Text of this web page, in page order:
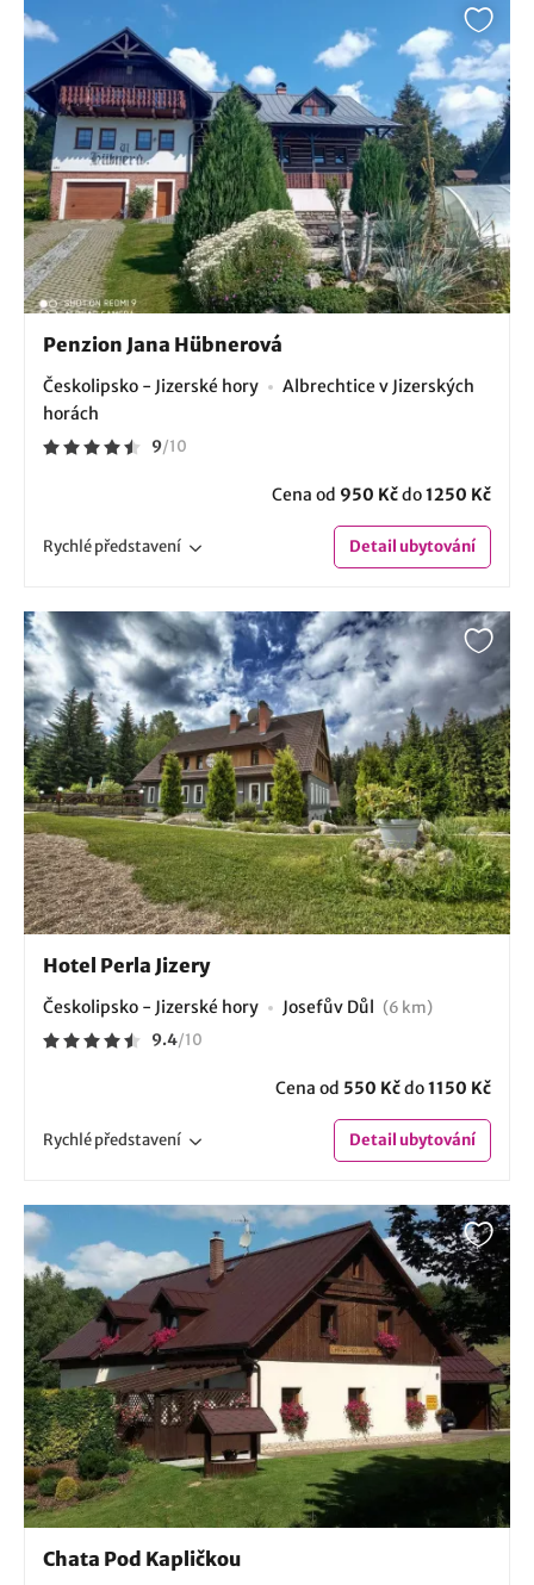
Penzion Jana Hübnerová
Českolipsko - Jizerské hory
Albrechtice v Jizerských
horách
9/10
Cena od 950 Kčdo1250 Kč
Rychlépředstavení Detailubytování
Hotel Perla Jizery
Českolipsko - Jizerské hory Josefův Důl (6 km)
9.4/10
Cena od 550 Kčdo1150 Kč
Rychlépředstavení Detailubytování
Chata Pod Kapličkou